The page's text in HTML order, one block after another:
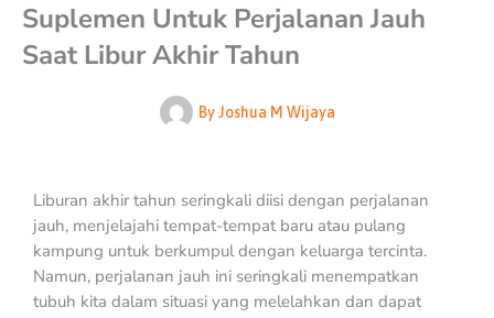
Suplemen Untuk Perjalanan Jauh
Saat Libur Akhir Tahun
ByJoshua M Wijaya
Liburan akhir tahun seringkali diisi dengan perjalanan
jauh, menjelajahi tempat-tempat baru atau pulang
kampung untuk berkumpul dengan keluarga tercinta.
Namun, perjalanan jauh ini seringkali menempatkan
tubuh kita dalam situasi yang melelahkan dan dapat